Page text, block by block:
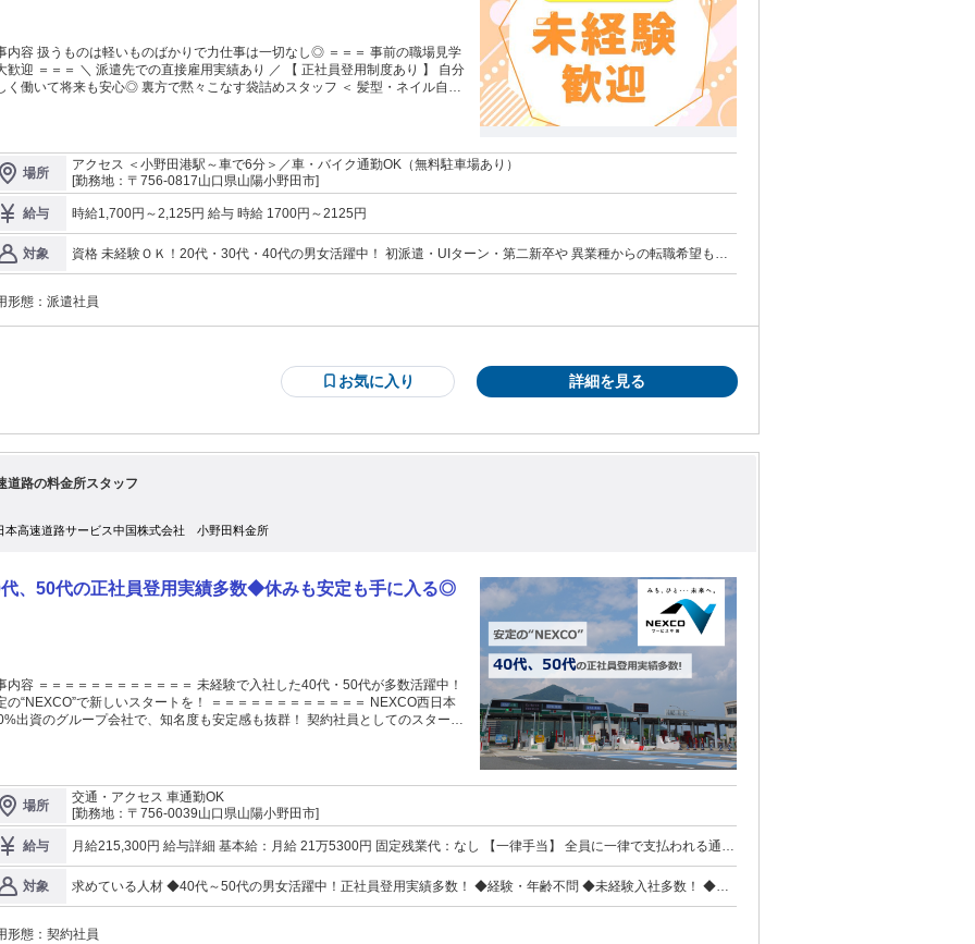
容 扱うものは軽いものばかりで力仕事は一切なし◎ ＝＝＝ 事前の職場見学
派遣先での直接雇用実績あり ／ 【 正社員登用制度あり 】 自分
て将来も安心◎ 裏方で黙々こなす袋詰めスタッフ ＜ 髪型・ネイル自由
タンをポンと押すだけ ■すぐに先輩がフォローに駆けつけるので安心 ■快適な
完備で年中ベストな環境をキープ☆彡 ＊＊ お友達紹介キャンペーン実施中 ＊
社で働いているお友達からの紹介で 登録にきてもらったら クオカードを
円分プレゼント！ （紹介してくれた方には給与に3000円プレゼント） 就業2
後に 紹介者・ご友人双方に3万円プレゼント！ ※支給規定あり 【株式会社ジ
ウェイブについて】 当社は福岡に本社を置き、 全国に約30拠点を展開する総
材サービス企業です。 コンプライアンス（法令遵守）を徹底し、 働く皆さま
してキャリアを築ける環境作りに注力しています。 「派遣会社ってたくさ
ってどこを選べばいいか分からない…」 「本当に安心できる会社？」 と不安
正規の人材派遣・紹介予定派遣会社です。 当社が何よりも大切にしているの
場所
アクセス ＜小野田港駅～車で6分＞／車・バイク通勤OK（無料駐車場あり）
[勤務地：〒756-0817山口県山陽小野田市]
給与 時給1,700円～2,125円 給与 時給 1700円～2125円
対象
資格 未経験ＯＫ！20代・30代・40代の男女活躍中！ 初派遣・UIターン・第二新卒や 異業種からの転職希望も大
形態： 派遣社員
お気に入り 詳細を見る
道路の料金所スタッフ
本高速道路サービス中国株式会社 小野田料金所
、50代の正社員登用実績多数◆休みも安定も手に入る◎
内容 ＝＝＝＝＝＝＝＝＝＝＝＝ 未経験で入社した40代・50代が多数活躍中！
の“NEXCO”で新しいスタートを！ ＝＝＝＝＝＝＝＝＝＝＝＝ NEXCO西日本
出資のグループ会社で、知名度も安定感も抜群！ 契約社員としてのスタート
で未経験でも安心！ ■夜勤明け＋月8日の休日(シフトによる)で 自分の時間を
くり楽しめます ■転居を伴う転勤なし ■正社員の定年は63歳ですが、嘱託社員
後7年延長可能！ ＝＝＝＝＝＝＝＝＝＝＝＝ 仕事内容 ＝＝＝＝＝＝＝
＝＝＝ モニターによる監視やお客さま対応、 高速道路料金所での通行料金収
します！ ■ETCの監視業務＋お客さま対応 ■料金精算機の監視業務＋お
ま対応 ■ブースでのお客さまから直接、通行料金を収受する収受員業務 ※業
に休憩と仮眠をとります。 15時間20分の実務の中で休憩・仮眠を 入れなが
ています。 ＝＝＝＝＝＝＝＝＝＝＝＝ 入社後の流れ ＝＝＝＝＝＝＝
＝＝＝ 最初の1ヵ月は、先輩社員が一つひとつの業務をしっかり教えます。
場所
交通・アクセス 車通勤OK
[勤務地：〒756-0039山口県山陽小野田市]
給与
月給215,300円 給与詳細 基本給：月給 21万5300円 固定残業代：なし 【一律手当】 全員に一律で支払われる通
給します ・深夜手当（13,950円／月程度） ・時間外手当 ・年末年始手当（12/29～1/3の間に出勤した場合は手当
を支給） ※通勤費は別途支給します ※夏・冬年2回、賞与を支給します（昨年実績）
対象
求めている人材 ◆40代～50代の男女活躍中！正社員登用実績多数！ ◆経験・年齢不問 ◆未経験入社多数！ ◆ブ
場で自分らしく働きたい方 ＝＝＝＝＝＝＝＝＝＝＝＝ 先輩社員の声：Aさん（前職：派遣で事務職） ＝＝＝＝＝
形態： 契約社員